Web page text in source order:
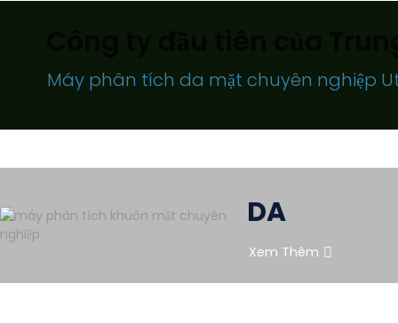
Máy phân tích da mặt chuyên nghiệp
DA
Xem Thêm